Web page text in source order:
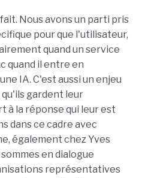
Nous avons un parti pris
pour que l'utilisateur,
quand un service
quand il entre en
IA. C'est aussi un enjeu
gardent leur
à la réponse qui leur est
dans ce cadre avec
également chez Yves
en dialogue
représentatives